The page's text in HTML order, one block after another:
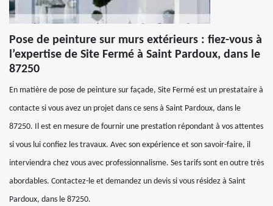
Pose de peinture sur murs extérieurs : fiez-vous à
l’expertise de Site Fermé à Saint Pardoux, dans le
87250
En matière de pose de peinture sur façade, Site Fermé est un prestataire à
contacte si vous avez un projet dans ce sens à Saint Pardoux, dans le
87250. Il est en mesure de fournir une prestation répondant à vos attentes
si vous lui confiez les travaux. Avec son expérience et son savoir-faire, il
interviendra chez vous avec professionnalisme. Ses tarifs sont en outre très
abordables. Contactez-le et demandez un devis si vous résidez à Saint
Pardoux, dans le 87250.